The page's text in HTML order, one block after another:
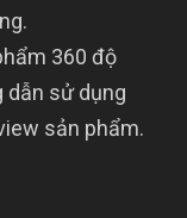
360 độ
dẫn sử dụng
sản phẩm.